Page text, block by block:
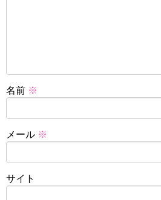
名前 ※
メール ※
サイト